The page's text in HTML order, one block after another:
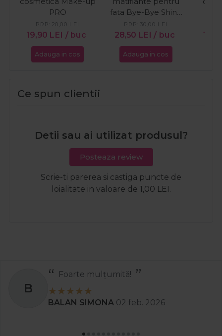
PRO
19,90 LEI / buc
PRP: 20,00 LEI
Adauga in cos
fata Bye-Bye Shine
50buc
28,50 LEI / buc
PRP: 30,00 LEI
Adauga in cos
Ce spun clientii
Detii sau ai utilizat produsul?
Posteaza review
Scrie-ti parerea si castiga puncte de
loialitate in valoare de 1,00 LEI.
Stanciu Aura